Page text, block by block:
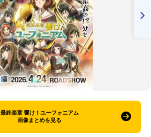
最終楽章 響け！ユーフォニアム
画像まとめを見る